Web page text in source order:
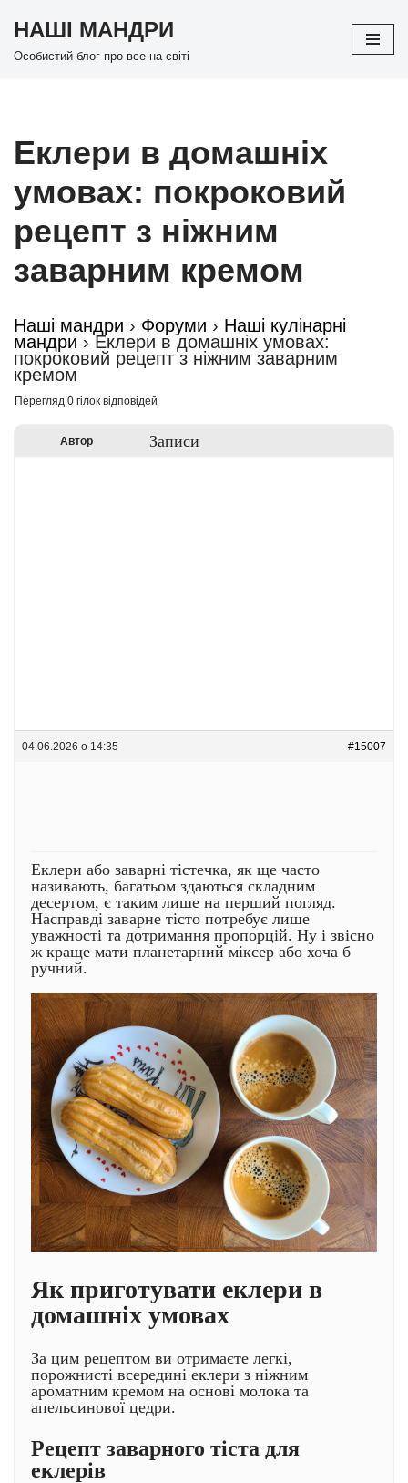
Перейти
НАШІ МАНДРИ
Особистий блог про все на світі
Еклери в домашніх
умовах: покроковий
рецепт з ніжним
заварним кремом
Наші мандри › Форуми › Наші кулінарні
мандри › Еклери в домашніх умовах:
покроковий рецепт з ніжним заварним
кремом
Перегляд 0 гілок відповідей
Автор Записи
04.06.2026 о 14:35 #15007
Еклери або заварні тістечка, як ще часто
називають, багатьом здаються складним
десертом, є таким лише на перший погляд.
Насправді заварне тісто потребує лише
уважності та дотримання пропорцій. Ну і звісно
ж краще мати планетарний міксер або хоча б
ручний.
Як приготувати еклери в
домашніх умовах
За цим рецептом ви отримаєте легкі,
порожнисті всередині еклери з ніжним
ароматним кремом на основі молока та
апельсинової цедри.
Рецепт заварного тіста для
еклерів